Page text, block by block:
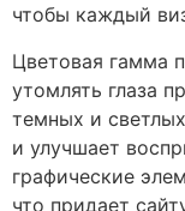
чтобы каждый
Цветовая гамма
утомлять глаза
темных и
и улучшает
графические
что придает